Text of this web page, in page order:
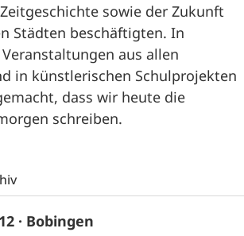
sowie der Zukunft
Städten beschäftigten. In
aus allen
in künstlerischen Schulprojekten
dass wir heute die
schreiben.
· Bobingen